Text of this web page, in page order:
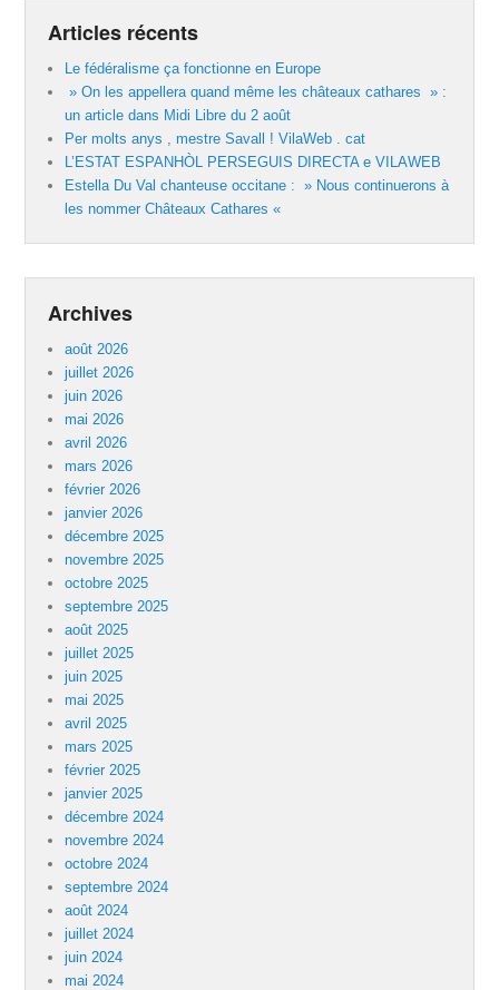
Articles récents
Le fédéralisme ça fonctionne en Europe
» On les appellera quand même les châteaux cathares » :
un article dans Midi Libre du 2 août
Per molts anys , mestre Savall ! VilaWeb . cat
L’ESTAT ESPANHÒL PERSEGUIS DIRECTA e VILAWEB
Estella Du Val chanteuse occitane : » Nous continuerons à
les nommer Châteaux Cathares «
Archives
août 2026
juillet 2026
juin 2026
mai 2026
avril 2026
mars 2026
février 2026
janvier 2026
décembre 2025
novembre 2025
octobre 2025
septembre 2025
août 2025
juillet 2025
juin 2025
mai 2025
avril 2025
mars 2025
février 2025
janvier 2025
décembre 2024
novembre 2024
octobre 2024
septembre 2024
août 2024
juillet 2024
juin 2024
mai 2024